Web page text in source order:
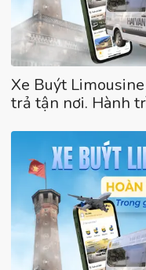
Xe Buýt
trả tận nơi. Hành